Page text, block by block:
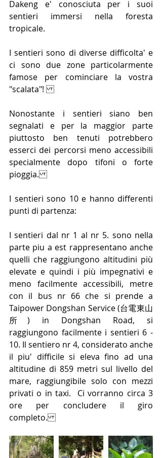
Dakeng e' conosciuta per i suoi
sentieri immersi nella foresta
tropicale.
I sentieri sono di diverse difficolta' e
ci sono due zone particolarmente
famose per cominciare la vostra
"scalata"!
Nonostante i sentieri siano ben
segnalati e per la maggior parte
piuttosto ben tenuti potrebbero
esserci dei percorsi meno accessibili
specialmente dopo tifoni o forte
pioggia.
I sentieri sono 10 e hanno differenti
punti di partenza:
I sentieri dal nr 1 al nr 5. sono nella
parte piu a est rappresentano anche
quelli che raggiungono altitudini più
elevate e quindi i più impegnativi e
meno facilmente accessibili, metre
con il bus nr 66 che si prende a
Taipower Dongshan Service (台電東山
所) in Dongshan Road, si
raggiungono facilmente i sentieri 6 -
10. Il sentiero nr 4, considerato anche
il piu' difficile si eleva fino ad una
altitudine di 859 metri sul livello del
mare, raggiungibile solo con mezzi
privati o in taxi.  Ci vorranno circa 3
ore per concludere il giro
completo.